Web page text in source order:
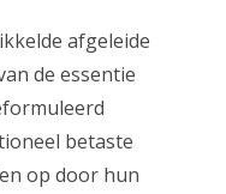
afgeleide
de essentie
betaste
op door hun